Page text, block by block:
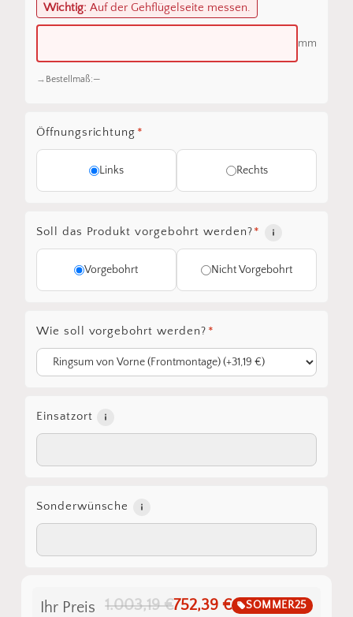
Wichtig: Auf der Gehflügelseite messen.
mm
Bestellmaß:—
Öffnungsrichtung *
Links Rechts
Soll das Produkt vorgebohrt werden?*
Vorgebohrt Nicht Vorgebohrt
Wie soll vorgebohrt werden? *
Einsatzort
Sonderwünsche
Ihr Preis 1.003,19 €752,39 € SOMMER25